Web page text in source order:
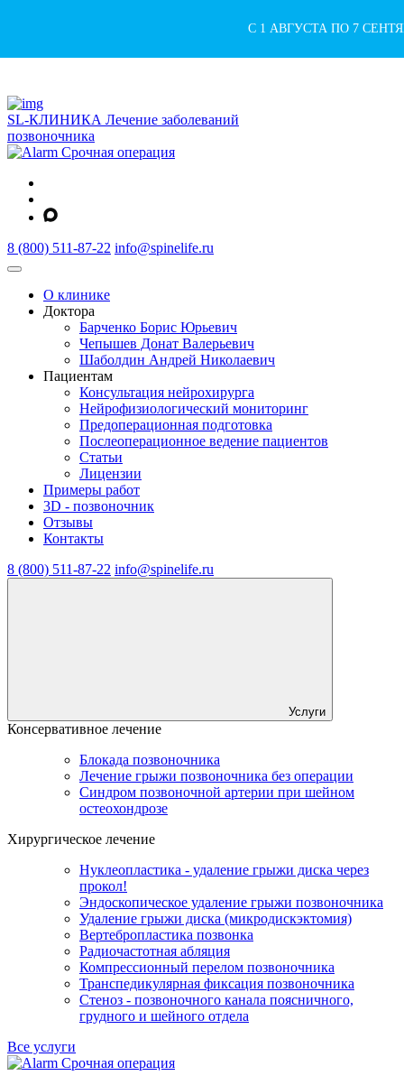
С 1 АВГУСТА ПО 7
SL-КЛИНИКА Лечение заболеваний
позвоночника
Срочная операция
8 (800) 511-87-22 info@spinelife.ru
О клинике
Доктора
Барченко Борис Юрьевич
Чепышев Донат Валерьевич
Шаболдин Андрей Николаевич
Пациентам
Консультация нейрохирурга
Нейрофизиологический мониторинг
Предоперационная подготовка
Послеоперационное ведение пациентов
Статьи
Лицензии
Примеры работ
3D - позвоночник
Отзывы
Контакты
8 (800) 511-87-22 info@spinelife.ru
Услуги
Консервативное лечение
Блокада позвоночника
Лечение грыжи позвоночника без операции
Синдром позвоночной артерии при шейном
остеохондрозе
Хирургическое лечение
Нуклеопластика - удаление грыжи диска через
прокол!
Эндоскопическое удаление грыжи позвоночника
Удаление грыжи диска (микродискэктомия)
Вертебропластика позвонка
Радиочастотная абляция
Компрессионный перелом позвоночника
Транспедикулярная фиксация позвоночника
Стеноз - позвоночного канала поясничного,
грудного и шейного отдела
Все услуги
Срочная операция